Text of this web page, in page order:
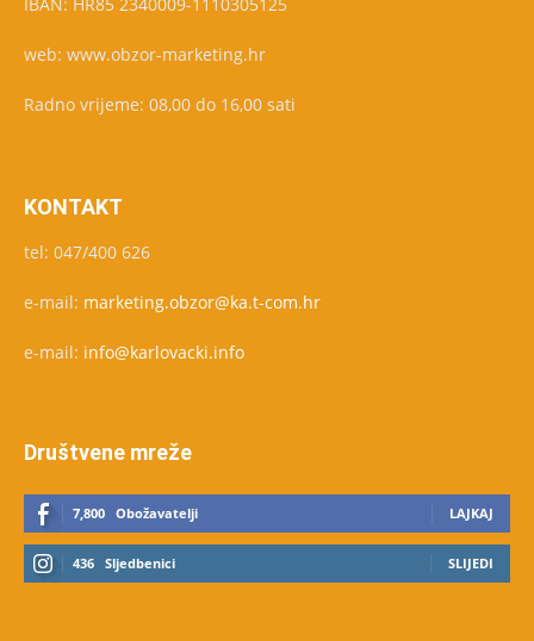
web: www.obzor-marketing.hr
Radno vrijeme: 08,00 do 16,00 sati
KONTAKT
tel: 047/400 626
e-mail: marketing.obzor@ka.t-com.hr
e-mail: info@karlovacki.info
Društvene mreže
7,800 Obožavatelji LAJKAJ
436 Sljedbenici SLIJEDI